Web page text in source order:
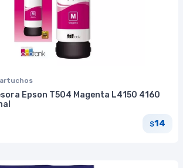
Epson T504 Magenta L4150 4160
$14